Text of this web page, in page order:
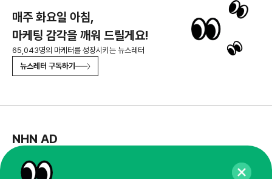
매주 화요일 아침,
마케팅 감각을 깨워 드릴게요!
65,043명의 마케터를 성장시키는 뉴스레터
뉴스레터 구독하기
NHN AD
오픈애즈란